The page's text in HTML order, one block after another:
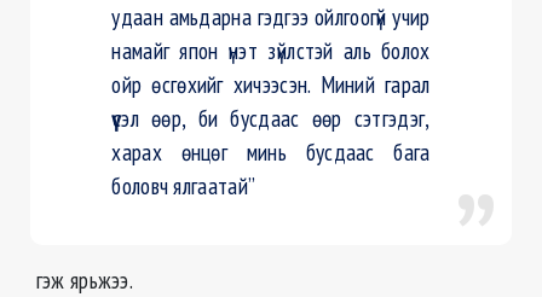
удаан амьдарна гэдгээ ойлгоогүй учир
намайг япон үнэт зүйлстэй аль болох
ойр өсгөхийг хичээсэн. Миний гарал
үүсэл өөр, би бусдаас өөр сэтгэдэг,
харах өнцөг минь бусдаас бага
боловч ялгаатай”
гэж ярьжээ.